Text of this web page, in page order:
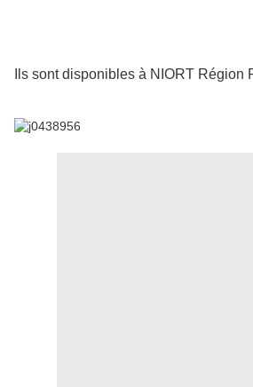
ls sont disponibles à NIORT Région